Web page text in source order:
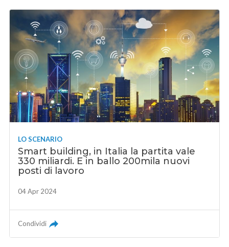
LO SCENARIO
Smart building, in Italia la partita vale
330 miliardi. E in ballo 200mila nuovi
posti di lavoro
04 Apr 2024
Condividi